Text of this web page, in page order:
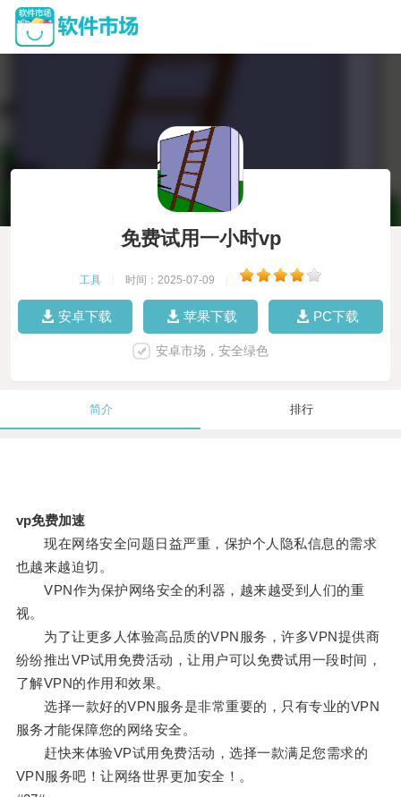
免费试用一小时vp
工具 时间：2025-07-09
安卓下载 苹果下载 PC下载
安卓市场，安全绿色
简介 排行
vp免费加速
现在网络安全问题日益严重，保护个人隐私信息的需求
也越来越迫切。
VPN作为保护网络安全的利器，越来越受到人们的重
视。
为了让更多人体验高品质的VPN服务，许多VPN提供商
纷纷推出VP试用免费活动，让用户可以免费试用一段时间，
了解VPN的作用和效果。
选择一款好的VPN服务是非常重要的，只有专业的VPN
服务才能保障您的网络安全。
赶快来体验VP试用免费活动，选择一款满足您需求的
VPN服务吧！让网络世界更加安全！。